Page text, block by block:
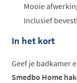
ophalen...
Mooie
Inclusief
In het kort
Geef je badkamer
Smedbo Home